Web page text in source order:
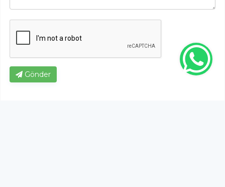
Gönder